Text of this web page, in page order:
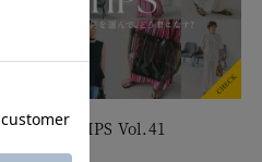
STYLING TIPS Vol.41